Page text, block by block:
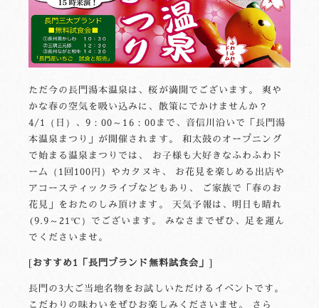
ただ今の長門湯本温泉は、桜が満開でございます。 爽や
かな春の空気を吸い込みに、散策にでかけませんか？
4/1（日）、9：00～16：00まで、音信川沿いで「長門湯
本温泉まつり」が開催されます。 和太鼓のオープニング
で始まる温泉まつりでは、 お子様も大好きなふわふわド
ーム（1回100円）やカタヌキ、 お花見を楽しめる出店や
アコースティックライブなどもあり、 ご家族で「春のお
花見」をおたのしみ頂けます。 天気予報は、明日も晴れ
(9.9～21℃）でございます。 みなさまでぜひ、足を運ん
でくださいませ。
おすすめ1「長門ブランド無料試食会」
長門の3大ご当地名物をお試しいただけるイベントです。
こだわりの味わいをぜひお楽しみくださいませ。 さら